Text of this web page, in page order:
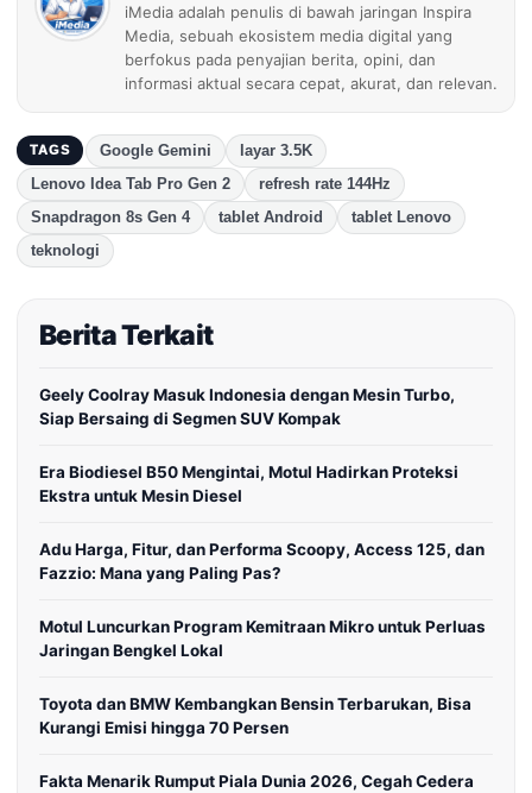
iMedia adalah penulis di bawah jaringan Inspira
Media, sebuah ekosistem media digital yang
berfokus pada penyajian berita, opini, dan
informasi aktual secara cepat, akurat, dan relevan.
TAGS Google Gemini
layar 3.5K
Lenovo Idea Tab Pro Gen 2
refresh rate 144Hz
Snapdragon 8s Gen 4
tablet Android
tablet Lenovo
teknologi
Berita Terkait
Geely Coolray Masuk Indonesia dengan Mesin Turbo,
Siap Bersaing di Segmen SUV Kompak
Era Biodiesel B50 Mengintai, Motul Hadirkan Proteksi
Ekstra untuk Mesin Diesel
Adu Harga, Fitur, dan Performa Scoopy, Access 125, dan
Fazzio: Mana yang Paling Pas?
Motul Luncurkan Program Kemitraan Mikro untuk Perluas
Jaringan Bengkel Lokal
Toyota dan BMW Kembangkan Bensin Terbarukan, Bisa
Kurangi Emisi hingga 70 Persen
Fakta Menarik Rumput Piala Dunia 2026, Cegah Cedera